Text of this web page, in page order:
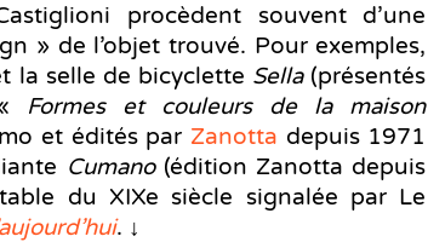
procèdent souvent d’une
» de l’objet trouvé. Pour exemples,
la selle de bicyclette Sella(présentés
Formes et couleurs de la maison
et édités par Zanotta depuis 1971
Cumano(édition Zanotta depuis
du XIXe siècle signalée par Le
. ↓